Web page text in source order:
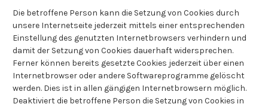
Die betroffene Person kann die Setzung von Cookies durch
unsere Internetseite jederzeit mittels einer entsprechenden
Einstellung des genutzten Internetbrowsers verhindern und
damit der Setzung von Cookies dauerhaft widersprechen.
Ferner können bereits gesetzte Cookies jederzeit über einen
Internetbrowser oder andere Softwareprogramme gelöscht
werden. Dies ist in allen gängigen Internetbrowsern möglich.
Deaktiviert die betroffene Person die Setzung von Cookies in